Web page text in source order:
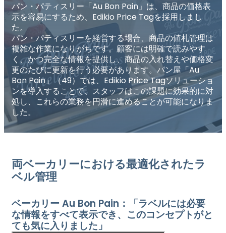
パン・パティスリー「Au Bon Pain」は、商品の価格表
示を容易にするため、Edikio Price Tagを採用しまし
た。
パン・パティスリーを経営する場合、商品の値札管理は
複雑な作業になりがちです。顧客には明確で読みやす
く、かつ完全な情報を提供し、商品の入れ替えや価格変
更のたびに更新を行う必要があります。パン屋「Au
Bon Pain」（49）では、Edikio Price Tagソリューショ
ンを導入することで、スタッフはこの課題に効果的に対
処し、これらの業務を円滑に進めることが可能になりま
した。
両ベーカリーにおける最適化されたラ
ベル管理
ベーカリー Au Bon Pain：「ラベルには必要
な情報をすべて表示でき、このコンセプトがと
ても気に入りました」